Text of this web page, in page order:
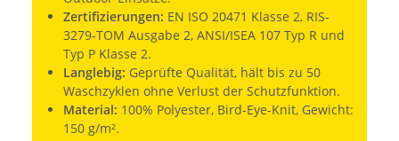
Zertifizierungen: EN ISO 20471 Klasse 2, RIS-
3279-TOM Ausgabe 2, ANSI/ISEA 107 Typ R und
Typ P Klasse 2.
Langlebig: Geprüfte Qualität, hält bis zu 50
Waschzyklen ohne Verlust der Schutzfunktion.
Material: 100% Polyester, Bird-Eye-Knit, Gewicht:
150 g/m².